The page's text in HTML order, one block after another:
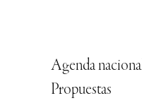
Agenda
Propuestas